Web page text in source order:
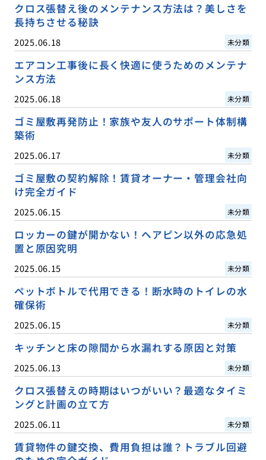
クロス張替え後のメンテナンス方法は？美しさを
長持ちさせる秘訣
2025.06.18 未分類
エアコン工事後に長く快適に使うためのメンテナ
ンス方法
2025.06.18 未分類
ゴミ屋敷再発防止！家族や友人のサポート体制構
築術
2025.06.17 未分類
ゴミ屋敷の契約解除！賃貸オーナー・管理会社向
け完全ガイド
2025.06.15 未分類
ロッカーの鍵が開かない！ヘアピン以外の応急処
置と原因究明
2025.06.15 未分類
ペットボトルで代用できる！断水時のトイレの水
確保術
2025.06.15 未分類
キッチンと床の隙間から水漏れする原因と対策
2025.06.13 未分類
クロス張替えの時期はいつがいい？最適なタイミ
ングと計画の立て方
2025.06.11 未分類
賃貸物件の鍵交換、費用負担は誰？トラブル回避